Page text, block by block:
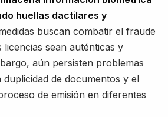
huellas dactilares y
buscan combatir el fraude
sean auténticas y
aún persisten problemas
de documentos y el
de emisión en diferentes